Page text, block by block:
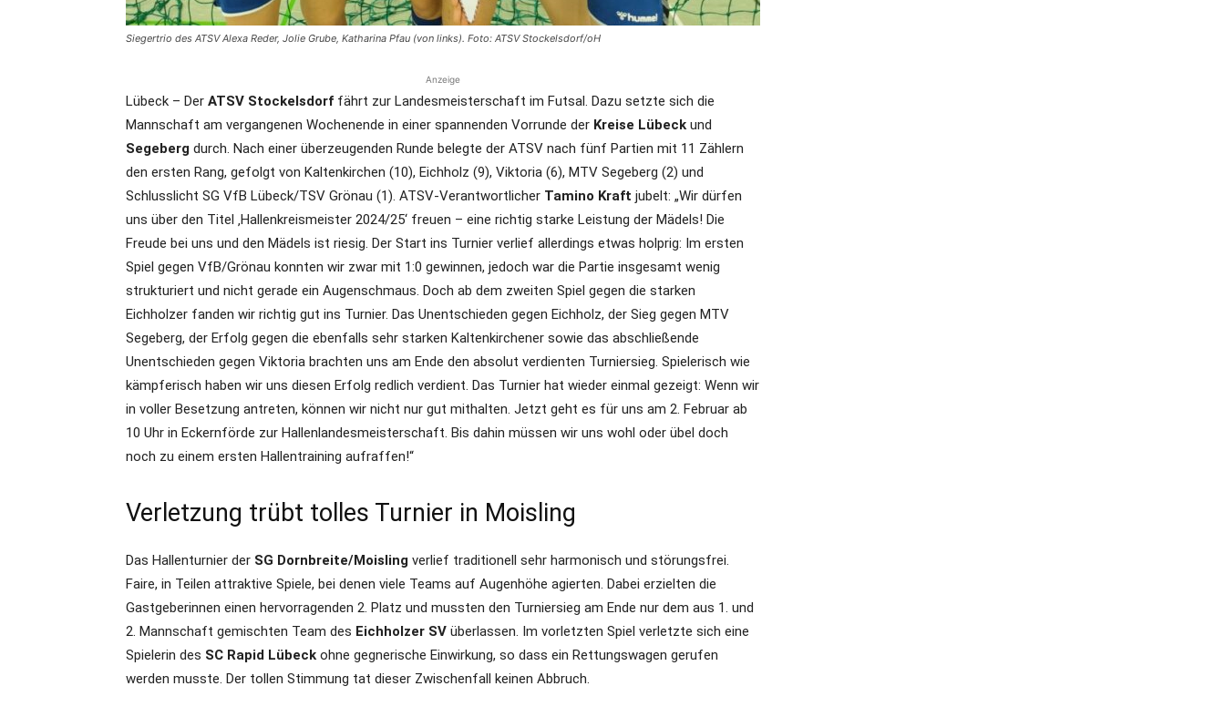
Siegertrio des ATSV Alexa Reder, Jolie Grube, Katharina Pfau (von links). Foto: ATSV Stockelsdorf/oH
Anzeige
Lübeck – Der ATSV Stockelsdorf fährt zur Landesmeisterschaft im Futsal. Dazu setzte sich die
Mannschaft am vergangenen Wochenende in einer spannenden Vorrunde der Kreise Lübeck und
Segeberg durch. Nach einer überzeugenden Runde belegte der ATSV nach fünf Partien mit 11 Zählern
den ersten Rang, gefolgt von Kaltenkirchen (10), Eichholz (9), Viktoria (6), MTV Segeberg (2) und
Schlusslicht SG VfB Lübeck/TSV Grönau (1). ATSV-Verantwortlicher Tamino Kraft jubelt: „Wir dürfen
uns über den Titel ‚Hallenkreismeister 2024/25‘ freuen – eine richtig starke Leistung der Mädels! Die
Freude bei uns und den Mädels ist riesig. Der Start ins Turnier verlief allerdings etwas holprig: Im ersten
Spiel gegen VfB/Grönau konnten wir zwar mit 1:0 gewinnen, jedoch war die Partie insgesamt wenig
strukturiert und nicht gerade ein Augenschmaus. Doch ab dem zweiten Spiel gegen die starken
Eichholzer fanden wir richtig gut ins Turnier. Das Unentschieden gegen Eichholz, der Sieg gegen MTV
Segeberg, der Erfolg gegen die ebenfalls sehr starken Kaltenkirchener sowie das abschließende
Unentschieden gegen Viktoria brachten uns am Ende den absolut verdienten Turniersieg. Spielerisch wie
kämpferisch haben wir uns diesen Erfolg redlich verdient. Das Turnier hat wieder einmal gezeigt: Wenn wir
in voller Besetzung antreten, können wir nicht nur gut mithalten. Jetzt geht es für uns am 2. Februar ab
10 Uhr in Eckernförde zur Hallenlandesmeisterschaft. Bis dahin müssen wir uns wohl oder übel doch
noch zu einem ersten Hallentraining aufraffen!“
Verletzung trübt tolles Turnier in Moisling
Das Hallenturnier der SG Dornbreite/Moisling verlief traditionell sehr harmonisch und störungsfrei.
Faire, in Teilen attraktive Spiele, bei denen viele Teams auf Augenhöhe agierten. Dabei erzielten die
Gastgeberinnen einen hervorragenden 2. Platz und mussten den Turniersieg am Ende nur dem aus 1. und
2. Mannschaft gemischten Team des Eichholzer SV überlassen. Im vorletzten Spiel verletzte sich eine
Spielerin des SC Rapid Lübeck ohne gegnerische Einwirkung, so dass ein Rettungswagen gerufen
werden musste. Der tollen Stimmung tat dieser Zwischenfall keinen Abbruch.